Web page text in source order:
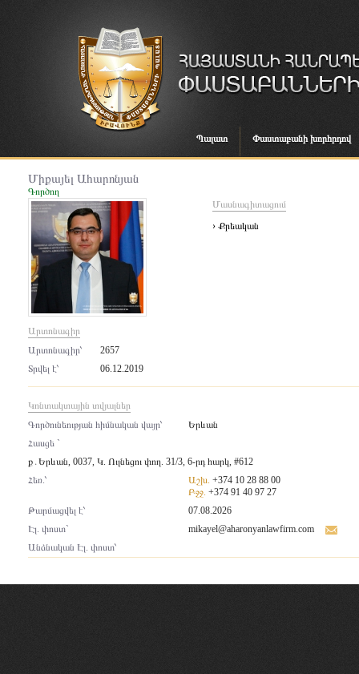
Պալատ Փաստաբանի խորհրդով
Միքայել Ահարոնյան
Գործող
Արտոնագիր
Արտոնագիր՝
2657
Տրվել է՝
06.12.2019
Մասնագիտացում
› Քրեական
Կոնտակտային տվյալներ
Գործունեության հիմնական վայր՝
Երևան
Հասցե `
ք․Երևան, 0037, Կ. Ուլնեցու փող. 31/3, 6-րդ հարկ, #612
Հեռ.՝
Աշխ. +374 10 28 88 00
Բջջ. +374 91 40 97 27
Թարմացվել է՝
07.08.2026
Էլ. փոստ`
mikayel@aharonyanlawfirm.com
Անձնական Էլ. փոստ՝